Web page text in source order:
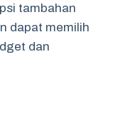
tambahan
dapat memilih
dan